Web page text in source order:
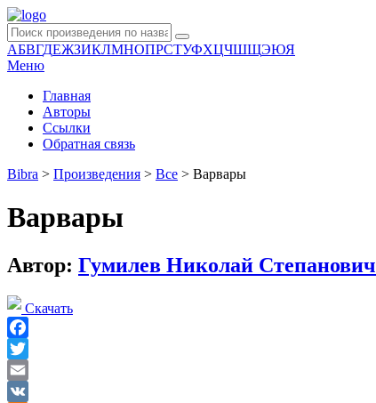
АБВГДЕЖЗИКЛМНОПРСТУФХЦЧШЩЭЮЯ
Меню
Главная
Авторы
Ссылки
Обратная связь
Bibra > Произведения > Все > Варвары
Варвары
Автор: Гумилев Николай Степанович
Скачать
Facebook
Twitter
Email